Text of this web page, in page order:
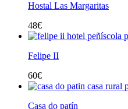
Hostal Las Margaritas
48€
Felipe II
60€
Casa do patín